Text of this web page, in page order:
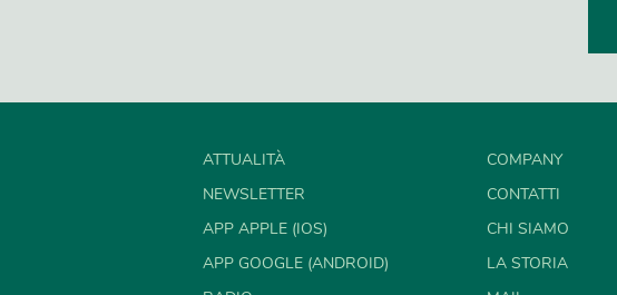
ATTUALITÀ
NEWSLETTER
APP APPLE (IOS)
APP GOOGLE (ANDROID)
COMPANY
CONTATTI
CHI SIAMO
LA STORIA